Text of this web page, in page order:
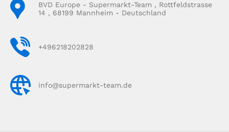
BVD Europe - Supermarkt-Team , Rottfeldstrasse
14 , 68199 Mannheim - Deutschland
+496218202828
info@supermarkt-team.de